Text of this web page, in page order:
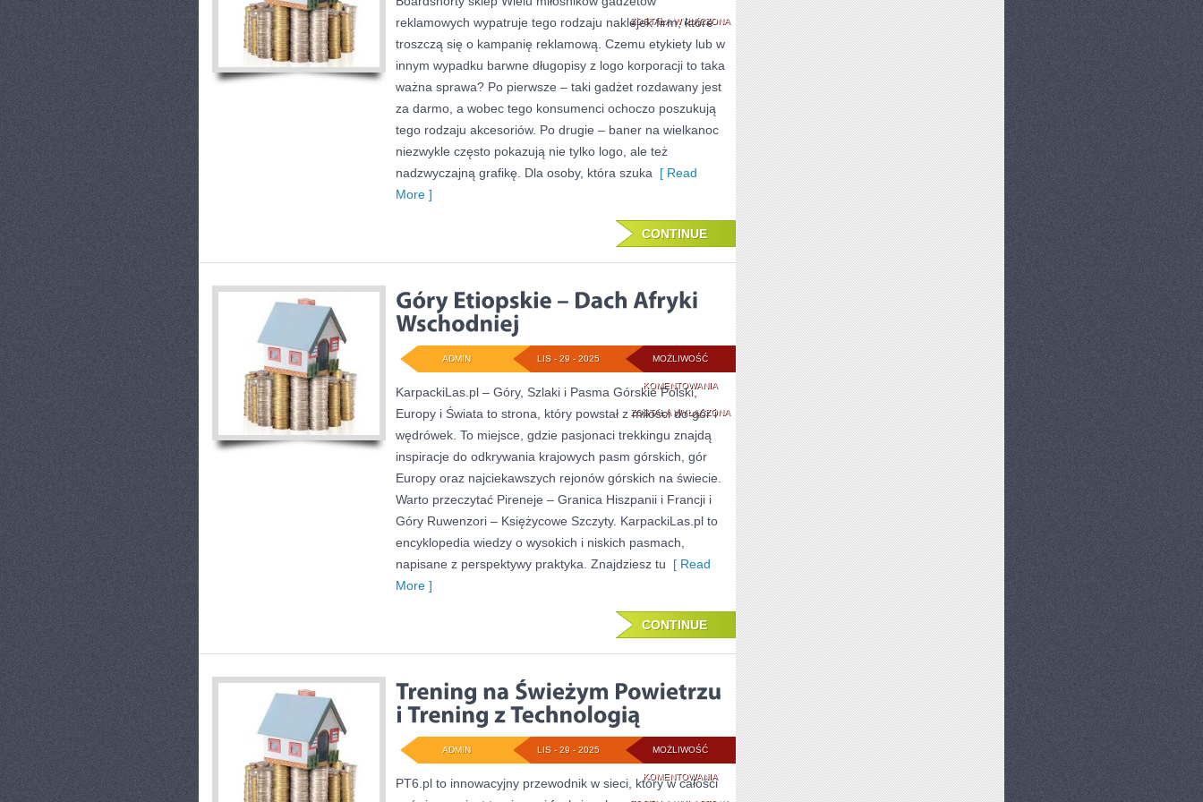
ZOSTAŁA WYŁĄCZONA
reklamowych wypatruje tego rodzaju naklejek firm, które
troszczą się o kampanię reklamową. Czemu etykiety lub w
innym wypadku barwne długopisy z logo korporacji to taka
ważna sprawa? Po pierwsze – taki gadżet rozdawany jest
za darmo, a wobec tego konsumenci ochoczo poszukują
tego rodzaju akcesoriów. Po drugie – baner na wielkanoc
niezwykle często pokazują nie tylko logo, ale też
nadzwyczajną grafikę. Dla osoby, która szuka [ Read
More ]
CONTINUE
MOŻLIWOŚĆ
KOMENTOWANIAGÓRY
ETIOPSKIE
DACH
AFRYKI
WSCHODNIEJ
ZOSTAŁA WYŁĄCZONA
LIS - 29 - 2025
ADMIN
KarpackiLas.pl – Góry, Szlaki i Pasma Górskie Polski,
Europy i Świata to strona, który powstał z miłości do gór i
wędrówek. To miejsce, gdzie pasjonaci trekkingu znajdą
inspiracje do odkrywania krajowych pasm górskich, gór
Europy oraz najciekawszych rejonów górskich na świecie.
Warto przeczytać Pireneje – Granica Hiszpanii i Francji i
Góry Ruwenzori – Księżycowe Szczyty. KarpackiLas.pl to
encyklopedia wiedzy o wysokich i niskich pasmach,
napisane z perspektywy praktyka. Znajdziesz tu [ Read
More ]
CONTINUE
MOŻLIWOŚĆ
KOMENTOWANIATRENING
LIS - 29 - 2025
ADMIN
PT6.pl to innowacyjny przewodnik w sieci, który w całości